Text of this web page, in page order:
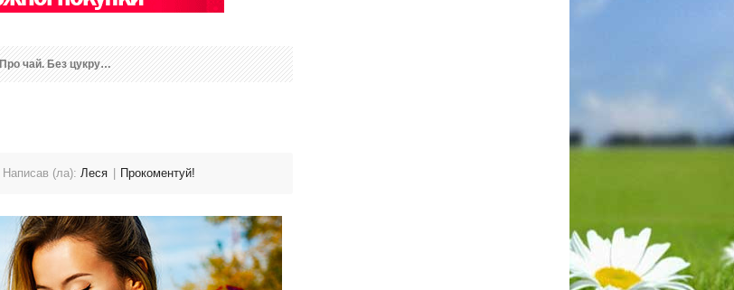
Про чай. Без цукру…
Написав (ла): Леся Прокоментуй!